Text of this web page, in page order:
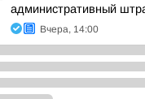
административный
Вчера, 14:00